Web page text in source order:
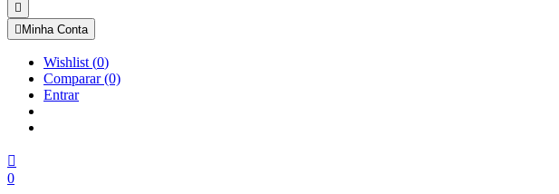

 Minha Conta
Wishlist (0)
Comparar(0)
Entrar

0